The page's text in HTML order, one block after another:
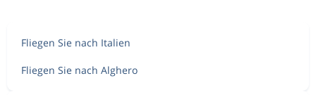
Fliegen Sie nach Italien
Fliegen Sie nach Alghero